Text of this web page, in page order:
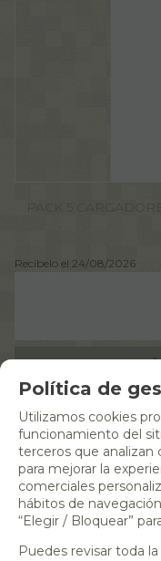
PACK 5
Recíbelo el 24/08/2026
Política de
Utilizamos cookies
funcionamiento del
terceros que analizan
para mejorar la
comerciales
hábitos de
“Elegir / Bloquear”
Puedes revisar toda